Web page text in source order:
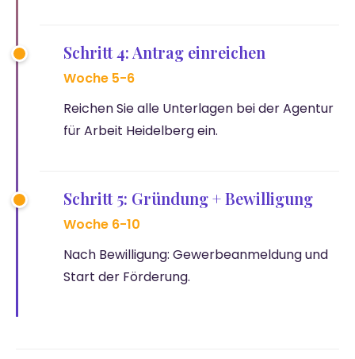
Schritt 4: Antrag einreichen
Woche 5-6
Reichen Sie alle Unterlagen bei der Agentur
für Arbeit Heidelberg ein.
Schritt 5: Gründung + Bewilligung
Woche 6-10
Nach Bewilligung: Gewerbeanmeldung und
Start der Förderung.